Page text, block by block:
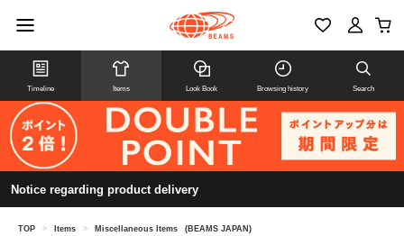
Timeline Items Look Book Browsing history Search
Notice regarding product delivery
TOP > Items > Miscellaneous Items (BEAMS JAPAN)